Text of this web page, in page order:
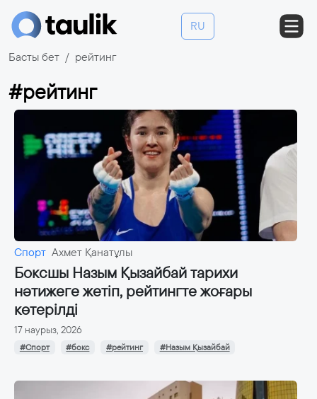
RU
Басты бет рейтинг
#рейтинг
Спорт Ахмет Қанатұлы
Боксшы Назым Қызайбай тарихи
нәтижеге жетіп, рейтингте жоғары
көтерілді
17 наурыз, 2026
#Спорт #бокс #рейтинг #Назым Қызайбай